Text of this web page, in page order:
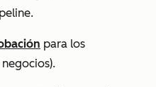
para los